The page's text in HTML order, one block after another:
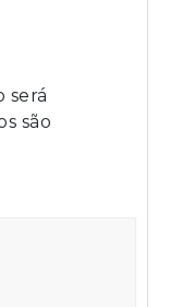
será
são